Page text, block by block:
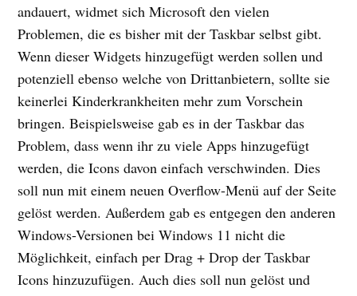
andauert, widmet sich Microsoft den vielen
Problemen, die es bisher mit der Taskbar selbst gibt.
Wenn dieser Widgets hinzugefügt werden sollen und
potenziell ebenso welche von Drittanbietern, sollte sie
keinerlei Kinderkrankheiten mehr zum Vorschein
bringen. Beispielsweise gab es in der Taskbar das
Problem, dass wenn ihr zu viele Apps hinzugefügt
werden, die Icons davon einfach verschwinden. Dies
soll nun mit einem neuen Overflow-Menü auf der Seite
gelöst werden. Außerdem gab es entgegen den anderen
Windows-Versionen bei Windows 11 nicht die
Möglichkeit, einfach per Drag + Drop der Taskbar
Icons hinzuzufügen. Auch dies soll nun gelöst und